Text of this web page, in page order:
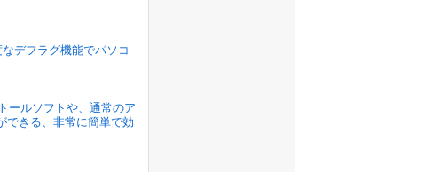
デフラグ機能でパソコ
ールソフトや、通常のア
できる、非常に簡単で効